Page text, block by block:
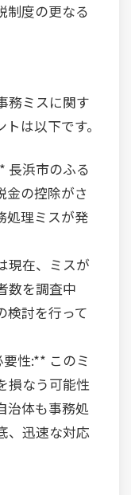
制度の更なる
務ミスに関す
は以下です。
長浜市のふる
金の控除がさ
処理ミスが発
現在、ミスが
数を調査中
検討を行って
性:** このミ
損なう可能性
治体も事務処
、迅速な対応